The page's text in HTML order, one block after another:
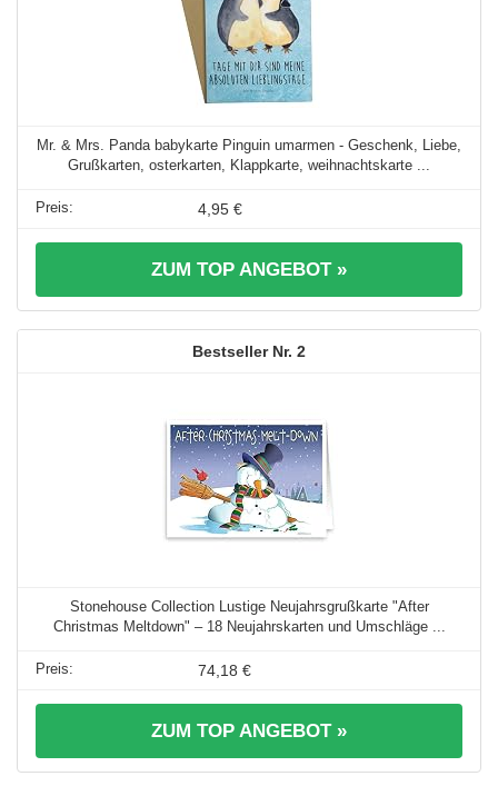
Mr. & Mrs. Panda babykarte Pinguin umarmen - Geschenk, Liebe,
Grußkarten, osterkarten, Klappkarte, weihnachtskarte ...
4,95 €
ZUM TOP ANGEBOT »
2
Stonehouse Collection Lustige Neujahrsgrußkarte "After
Christmas Meltdown" – 18 Neujahrskarten und Umschläge ...
74,18 €
ZUM TOP ANGEBOT »